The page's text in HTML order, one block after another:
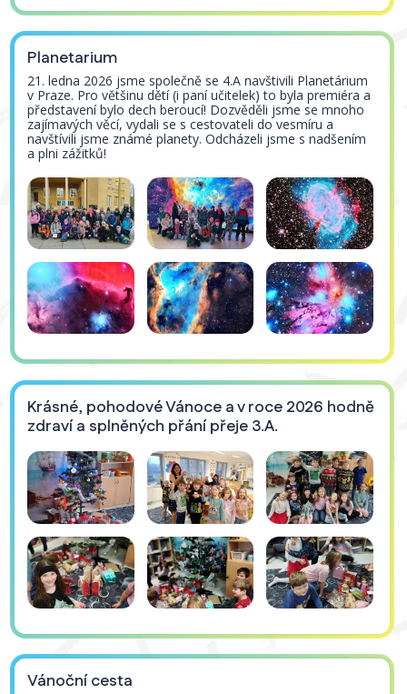
Planetarium
21. ledna 2026 jsme společně se 4.A navštivili Planetárium
v Praze. Pro většinu dětí (i paní učitelek) to byla premiéra a
představení bylo dech beroucí! Dozvěděli jsme se mnoho
zajímavých věcí, vydali se s cestovateli do vesmíru a
navštívili jsme známé planety. Odcházeli jsme s nadšením
a plni zážitků!
Krásné, pohodové Vánoce a v roce 2026 hodně
zdraví a splněných přání přeje 3.A.
Vánoční cesta